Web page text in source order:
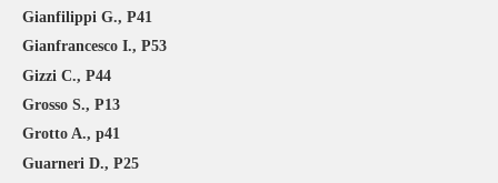
Gianfilippi G., P41
Gianfrancesco I., P53
Gizzi C., P44
Grosso S., P13
Grotto A., p41
Guarneri D., P25